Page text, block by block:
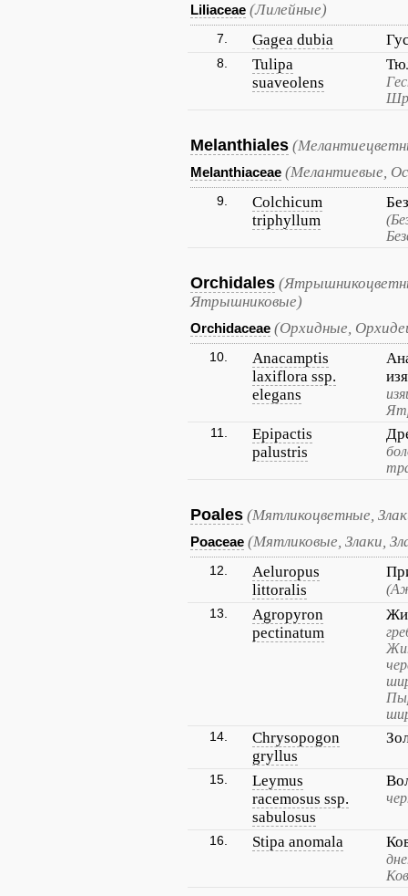
Liliaceae (Лилейные)
7. Gagea dubia
8.
Tulipa
suaveolens
Melanthiales
Melanthiaceae (Мелантиевые,
9.
Colchicum
triphyllum
Orchidales
Ятрышниковые)
Orchidaceae (Орхидные,
10.
Anacamptis
laxiflora ssp.
elegans
11.
Epipactis
palustris
Poales (Мятликоцветные,
Poaceae (Мятликовые, Злаки,
12.
Aeluropus
littoralis
13.
Agropyron
pectinatum
14.
Chrysopogon
gryllus
15.
Leymus
racemosus ssp.
sabulosus
16. Stipa anomala